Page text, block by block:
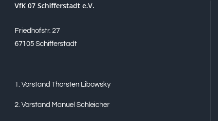
VfK 07 Schifferstadt e.V.
Friedhofstr. 27
67105 Schifferstadt
1. Vorstand Thorsten Libowsky
2. Vorstand Manuel Schleicher